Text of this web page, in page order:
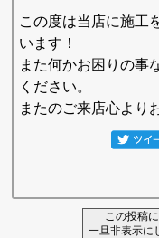
この度は当店に施工
います！
また何かお困りの事
ください。
またのご来店心より
この投稿
一旦非表示に